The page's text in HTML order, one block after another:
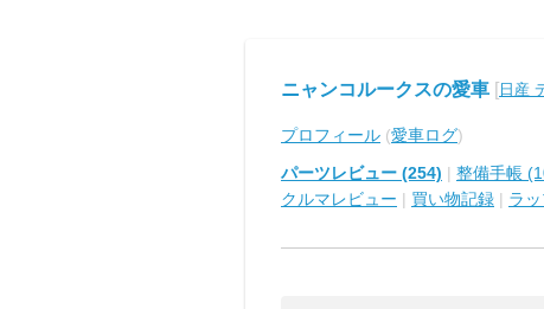
ニャンコルークスの愛車 [ 日産
プロフィール (愛車ログ)
パーツレビュー (254) | 整備手帳
クルマレビュー | 買い物記録 | ラ